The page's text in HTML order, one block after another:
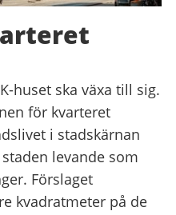
huset ska växa till sig.
för kvarteret
i stadskärnan
levande som
Förslaget
kvadratmeter på de